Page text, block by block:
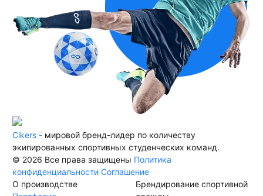
Cikers - мировой бренд-лидер по количеству
экипированных спортивных студенческих команд.
© 2026 Все права защищены Политика
конфиденциальности Соглашение
О производстве
Брендирование спортивной